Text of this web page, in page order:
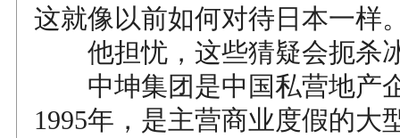
这就像以前如何对待日本一样
他担忧，这些猜疑会扼杀
中坤集团是中国私营地产
1995年，是主营商业度假的大